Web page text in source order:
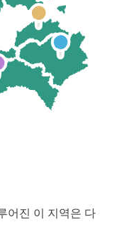
어진 이 지역은 다